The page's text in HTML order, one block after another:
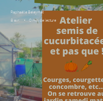
Raphaëlle Beleymet
8 avr.
0 min de lecture